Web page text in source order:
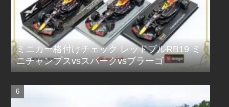
ミニカー格付けチェック レッドブルRB19 ミ
ニチャンプスvsスパークvsブラーゴ